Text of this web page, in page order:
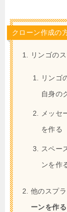
クローン作成の
リンゴの
リンゴ
自身の
メッセ
を作る
スペー
ンを作
他のスプ
ーンを作る